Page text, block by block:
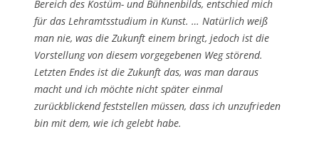
Bereich des Kostüm- und Bühnenbilds, entschied mich
für das Lehramtsstudium in Kunst. … Natürlich weiß
man nie, was die Zukunft einem bringt, jedoch ist die
Vorstellung von diesem vorgegebenen Weg störend.
Letzten Endes ist die Zukunft das, was man daraus
macht und ich möchte nicht später einmal
zurückblickend feststellen müssen, dass ich unzufrieden
bin mit dem, wie ich gelebt habe.